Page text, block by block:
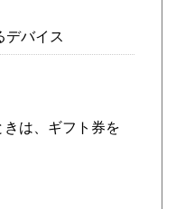
デバイス
は、ギフト券を